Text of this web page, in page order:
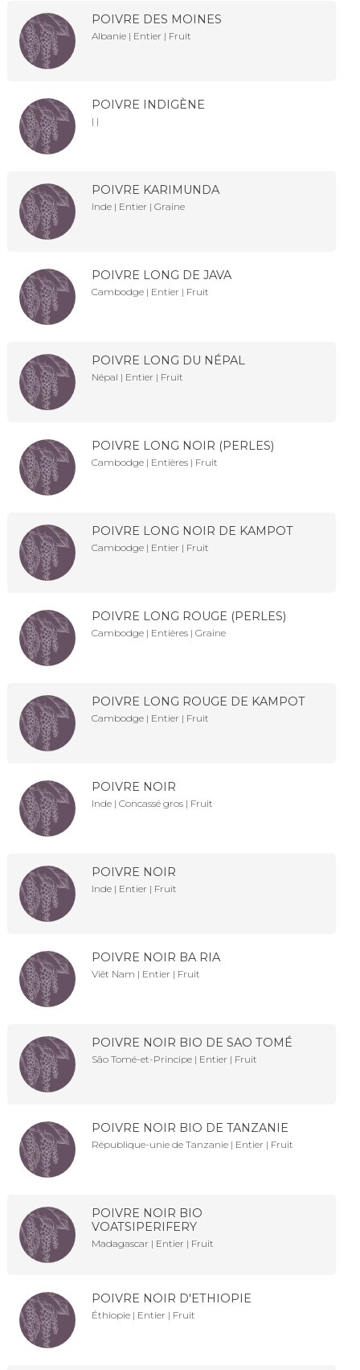
POIVRE DES MOINES
Albanie | Entier | Fruit
POIVRE INDIGÈNE
| |
POIVRE KARIMUNDA
Inde | Entier | Graine
POIVRE LONG DE JAVA
Cambodge | Entier | Fruit
POIVRE LONG DU NÉPAL
Népal | Entier | Fruit
POIVRE LONG NOIR (PERLES)
Cambodge | Entières | Fruit
POIVRE LONG NOIR DE KAMPOT
Cambodge | Entier | Fruit
POIVRE LONG ROUGE (PERLES)
Cambodge | Entières | Graine
POIVRE LONG ROUGE DE KAMPOT
Cambodge | Entier | Fruit
POIVRE NOIR
Inde | Concassé gros | Fruit
POIVRE NOIR
Inde | Entier | Fruit
POIVRE NOIR BA RIA
Viêt Nam | Entier | Fruit
POIVRE NOIR BIO DE SAO TOMÉ
São Tomé-et-Principe | Entier | Fruit
POIVRE NOIR BIO DE TANZANIE
République-unie de Tanzanie | Entier | Fruit
POIVRE NOIR BIO
VOATSIPERIFERY
Madagascar | Entier | Fruit
POIVRE NOIR D'ETHIOPIE
Éthiopie | Entier | Fruit